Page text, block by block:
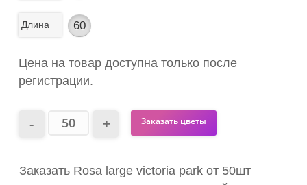
Длина 60
Цена на товар доступна только после
регистрации.
Заказать цветы
Заказать Rosa large victoria park от 50шт